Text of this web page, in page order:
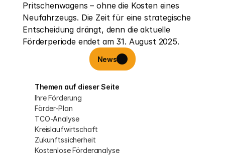
Pritschenwagens – ohne die Kosten eines
Neufahrzeugs. Die Zeit für eine strategische
Entscheidung drängt, denn die aktuelle
Förderperiode endet am 31. August 2025.
News
Themen auf dieser Seite
Ihre Förderung
Förder-Plan
TCO-Analyse
Kreislaufwirtschaft
Zukunftssicherheit
Kostenlose Förderanalyse